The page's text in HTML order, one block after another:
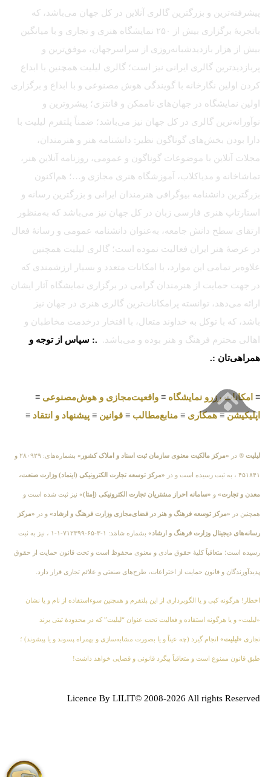
پیشرفته‌ترین و بزرگترین گالری آنلاین در کل جهان می‌باشد، که
باتجربهٔ برگزاری بیش از ۲۵۰ نمایشگاه هنری و تجاری و با میانگین
بیش از هزار بازدیدشبانه‌روزی از سراسرجهان، موفق‌ترین و
پربازدیدترین گالری ایرانی نیز است؛ گالری لیلیت همچنین با ابداع
کردن اولین نگارخانه با گویندگی هوش مصنوعی و با ابداع و برگزاری
اولین نمایشگاه در جهان‌های ناممکن و فانتزی؛ پیشروترین و
نوآورانه‌ترین گالری در کل جهان نیز می‌باشد؛ ضمناً پلتفرم لیلیت با
دارا بودن بخش‌های گوناگون نظیر: دانشنامه هنر و هنرمندان،
مجلات آنلاین با موضوعات گوناگون و عمومی، روزنامه آنلاین هنر،
تماشاخانه و مدیاکلاب، آموزشگاه هنری مجازی و…؛ هم‌اکنون
بزرگترین دانشنامه بیوگرافی هنرمندان ایرانی و بزرگترین رسانه و
استارتاپ هنری فارسی زبان در کل جهان نیز می‌باشد که به‌منظور
ارتقای سطح دانش جامعه، به‌عنوان دانشنامه عمومی و رسانهٔ فعال
در عرصهٔ هنر ایران فعالیت نموده است؛ گالری لیلیت همچنین
علاوه‌بر تمامی این موارد، با امکانات متعدد و بسیار ارزشمندی که
در جهت حمایت از هنرمندان گرامی در برگزاری نمایشگاه آثار ایشان
ارائه می‌دهد، توانسته پرامکانات‌ترین گالری هنری در جهان نیز
باشد، که با توکل به خداوند متعال، با افتخار درخدمت مخاطبان و
اهالی محترم فرهنگ و هنر بوده و می‌باشد. .: سپاس از توجه و
همراهی‌تان :.
≡ امکانات رزرو نمایشگاه ≡ واقعیت‌مجازی و هوش‌مصنوعی ≡
اپلیکیشن≡همکاری ≡ منابع‌مطالب ≡ قوانین ≡ پیشنهاد و انتقاد ≡
لیلیت ® در «مرکز مالکیت معنوی سازمان ثبت اسناد و املاک کشور» بشماره‌های: ۲۸۰۹۲۹ و
۴۵۱۸۴۱ ، به ثبت رسیده است و در «مرکز توسعه تجارت الکترونیکی (اینماد) وزارت صنعت،
معدن و تجارت» و «سامانه احراز مشتریان تجارت الکترونیکی (اِمتا)» نیز ثبت شده است و
همچنین در «مرکز توسعه فرهنگ و هنر در فضای‌مجازی وزارت فرهنگ و ارشاد» و در «مرکز
رسانه‌های دیجیتال وزارت فرهنگ و ارشاد» بشماره شامَد: ۱-۳-۶۵-۷۱۲۳۹۹-۱-۱ ، نیز به ثبت
رسیده است؛ متعاقباً کلیهٔ حقوق مادی و معنوی محفوظ است و تحت قانون حمایت از حقوق
پدیدآورندگان و قانون حمایت از اختراعات، طرح‌های صنعتی و علائم تجاری قرار دارد.
اخطار! هرگونه کپی و یا الگوبرداری از این پلتفرم و همچنین سوءاستفاده از نام و یا نشان
«لیلیت» و یا هرگونه استفاده و فعالیت تحت عنوان “لیلیت” که در محدودهٔ ثبتی برند
تجاری «لیلیت» انجام گیرد (چه عیناً و یا بصورت مشابه‌سازی و بهمراه پسوند و یا پیشوند) ؛
طبق قانون ممنوع است و متعاقباً پیگرد قانونی و قضایی خواهد داشت!
Licence By LILIT© 2008-2026 All rights Reserved